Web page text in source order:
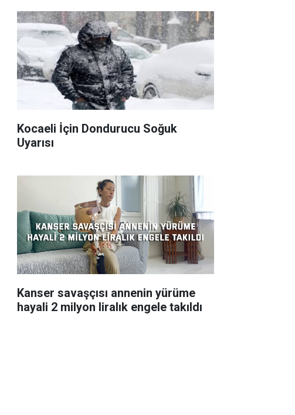
Kocaeli İçin Dondurucu Soğuk
Uyarısı
Kanser savaşçısı annenin yürüme
hayali 2 milyon liralık engele takıldı